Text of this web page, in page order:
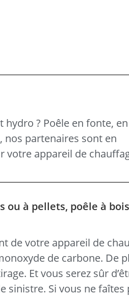
? Poêle en fonte,
nos partenaires sont en
votre appareil de
ou à pellets, poêle à bois
de votre appareil de
de carbone. De
Et vous serez sûr
sinistre. Si vous ne faîtes